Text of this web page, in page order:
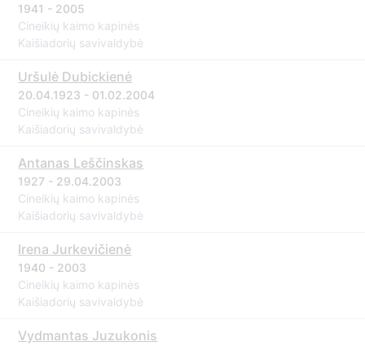
1941 - 2005
Cineikių kaimo kapinės
Kaišiadorių savivaldybė
Uršulė Dubickienė
20.04.1923 - 01.02.2004
Cineikių kaimo kapinės
Kaišiadorių savivaldybė
Antanas Leščinskas
1927 - 29.04.2003
Cineikių kaimo kapinės
Kaišiadorių savivaldybė
Irena Jurkevičienė
1940 - 2003
Cineikių kaimo kapinės
Kaišiadorių savivaldybė
Vydmantas Juzukonis